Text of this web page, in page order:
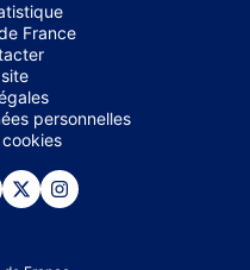
France
personnelles